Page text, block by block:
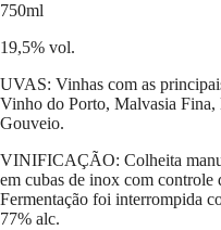
750ml
19,5% vol.
UVAS: Vinhas com as
Vinho do Porto, Malvasia
Gouveio.
VINIFICAÇÃO: Colheita
em cubas de inox com controle
Fermentação foi interrompida
77% alc.